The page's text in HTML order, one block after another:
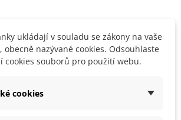
ukládají v souladu se zákony na vaše
obecně nazývané cookies. Odsouhlaste
cookies souborů pro použití webu.
cookies